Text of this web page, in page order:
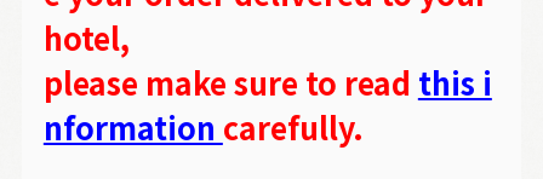
hotel,
please make sure to read this i
nformation carefully.